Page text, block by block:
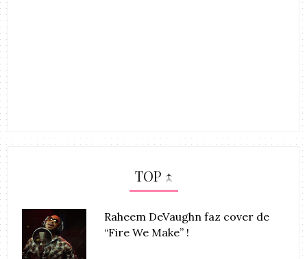
TOP ↑
Raheem DeVaughn faz cover de
“Fire We Make” !